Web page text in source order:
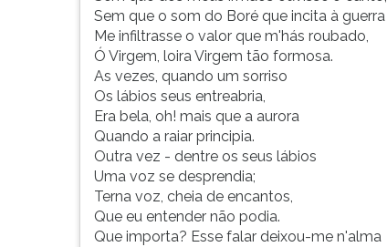
Sem que o som do Boré que incita à guerra
Me infiltrasse o valor que m'hás roubado,
Ó Virgem, loira Virgem tão formosa.
As vezes, quando um sorriso
Os lábios seus entreabria,
Era bela, oh! mais que a aurora
Quando a raiar principia.
Outra vez - dentre os seus lábios
Uma voz se desprendia;
Terna voz, cheia de encantos,
Que eu entender não podia.
Que importa? Esse falar deixou-me n'alma